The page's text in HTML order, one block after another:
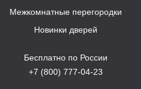
Межкомнатные перегородки
Новинки дверей
Бесплатно по России
+7 (800) 777-04-23